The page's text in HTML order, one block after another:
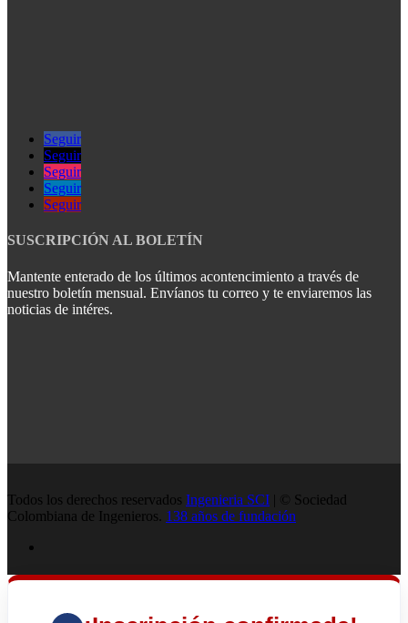
Seguir
Seguir
Seguir
Seguir
Seguir
SUSCRIPCIÓN AL BOLETÍN
Mantente enterado de los últimos acontencimiento a través de
nuestro boletín mensual. Envíanos tu correo y te enviaremos las
noticias de intéres.
Todos los derechos reservados Ingenieria SCI | © Sociedad
Colombiana de Ingenieros. 138 años de fundación